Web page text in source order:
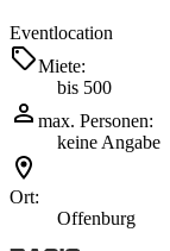
Eventlocation
Miete:
bis 500
max. Personen:
keine Angabe
Ort:
Offenburg